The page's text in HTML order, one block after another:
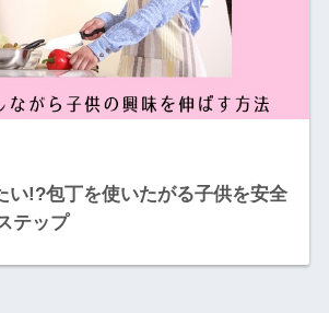
い!?包丁を使いたがる子供を安全
テップ